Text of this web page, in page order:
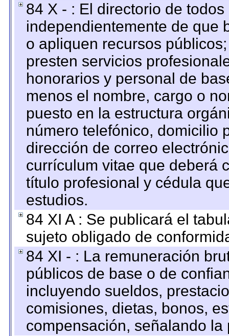
84 X - : El directorio de
independientemente de que
o apliquen recursos
presten servicios
honorarios y personal de
menos el nombre, cargo o
puesto en la estructura
número telefónico, domicilio
dirección de correo
currículum vitae que deberá
título profesional y cédula
estudios.
84 XI A : Se publicará el
sujeto obligado de
84 XI - : La remuneración
públicos de base o de
incluyendo sueldos,
comisiones, dietas, bonos,
compensación, señalando